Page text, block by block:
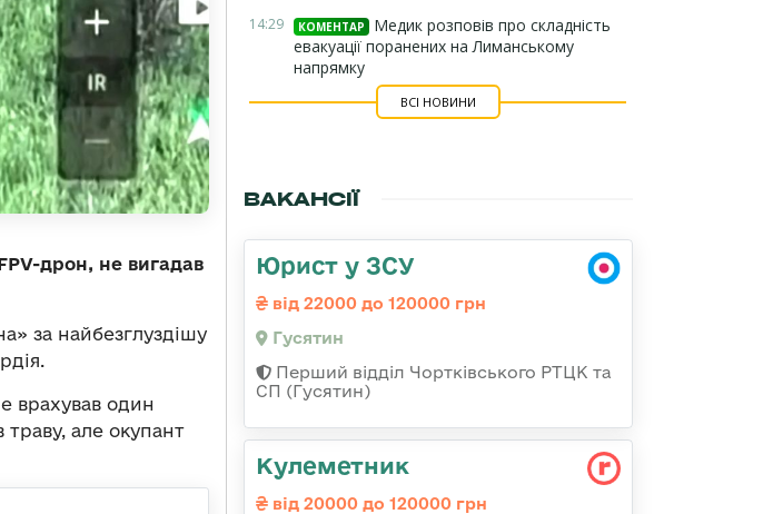
дрон, не вигадав
за найбезглуздішу
врахував один
але окупант
14:29 КОМЕНТАР
Медик розповів про складність
евакуації поранених на Лиманському
напрямку
ВСІ НОВИНИ
ВАКАНСІЇ
Юрист у ЗСУ
від 22000 до 120000 грн
Гусятин
Перший відділ Чортківського РТЦК та
СП (Гусятин)
Кулеметник
від 20000 до 120000 грн